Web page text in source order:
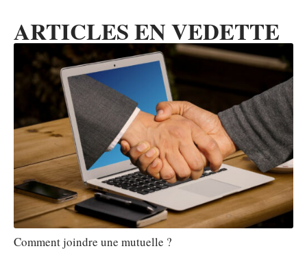
ARTICLES EN VEDETTE
Comment joindre une mutuelle ?